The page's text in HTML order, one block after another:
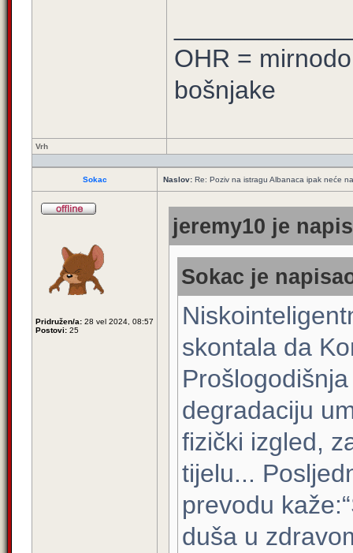
OHR =
bošnjake
Vrh
Sokac Naslov: Re: Poziv na istragu Albanaca ipak neće
Pridružen/a: 28 vel 2024, 08:57
Postovi: 25
jeremy10 je
Sokac je
skontala da
degradaciju
fizički izgled,
tijelu...
prevodu
duša u